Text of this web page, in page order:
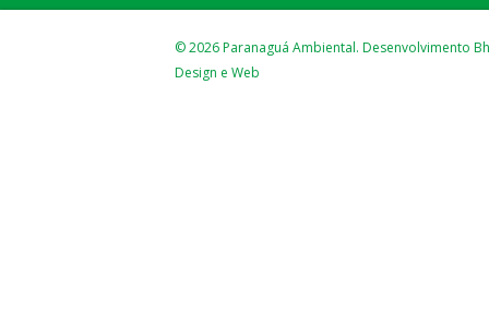
© 2026 Paranaguá Ambiental. Desenvolvimento
Design e Web